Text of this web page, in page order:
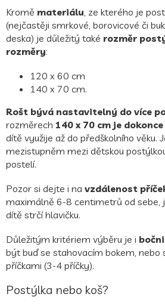
Kromě materiálu , ze kterého je
(nejčastěji smrkové, borovicové či
deska) je důležitý také rozměr
rozměry:
120 x 60 cm
140 x 70 cm.
Rošt bývá nastavitelný do více
rozměrech 140 x 70 cm je
dítě využije až do předškolního věku.
mezistupněm mezi dětskou
postelí.
Pozor si dejte i na vzdálenost
maximálně 6-8 centimetrů od sebe,
dítě strčí hlavičku.
Důležitým kritériem výběru je i
být buď se stahovacím bokem, nebo
příčkami (3-4 příčky).
Postýlka nebo koš?